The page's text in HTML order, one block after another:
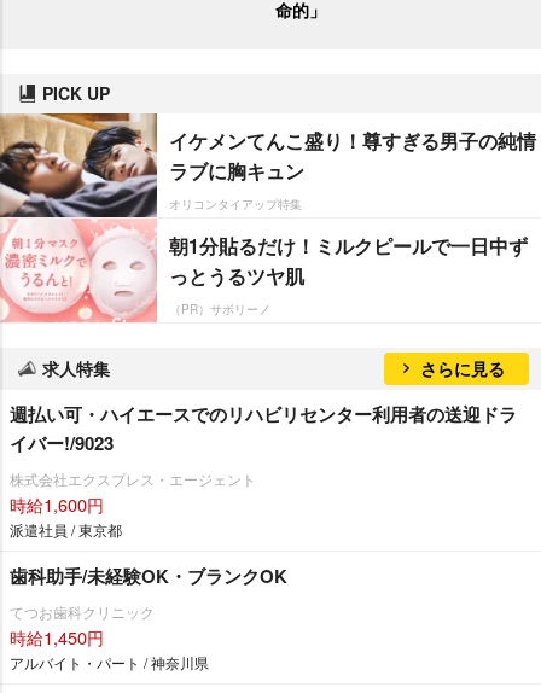
命的」
PICK UP
イケメンてんこ盛り！尊すぎる男子の純情
ラブに胸キュン
オリコンタイアップ特集
朝1分貼るだけ！ミルクピールで一日中ず
っとうるツヤ肌
（PR）サボリーノ
求人特集 さらに見る
週払い可・ハイエースでのリハビリセンター利用者の送迎ドラ
イバー!/9023
株式会社エクスプレス・エージェント
時給1,600円
派遣社員 / 東京都
歯科助手/未経験OK・ブランクOK
てつお歯科クリニック
時給1,450円
アルバイト・パート / 神奈川県